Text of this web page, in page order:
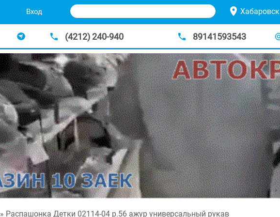
Вход Хабаровск
(4212) 240-940 89141593543
» Распашонка Детки 02114-04 р.56 ажур универсальный рукав